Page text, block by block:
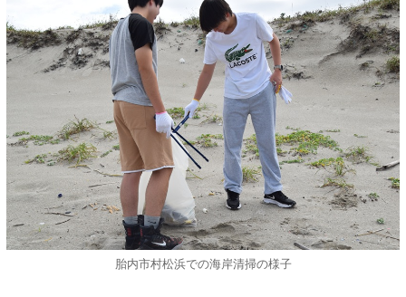
胎内市村松浜での海岸清掃の様子